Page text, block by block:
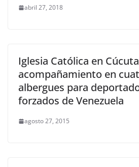
abril 27, 2018
Iglesia Católica en
acompañamiento en
albergues para
forzados de Venezuela
agosto 27, 2015